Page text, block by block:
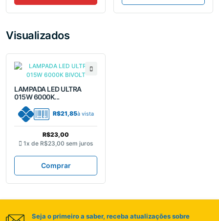
Visualizados
LAMPADA LED ULTRA
015W 6000K...
R$21,85à vista
R$23,00
1x de R$23,00 sem juros
Comprar
Seja o primeiro a saber, receba atualizações sobre